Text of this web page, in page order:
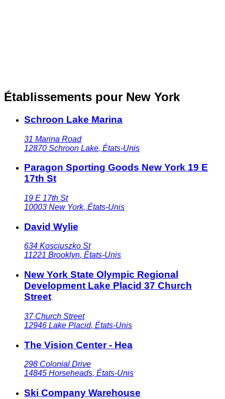
Établissements pour New York
Schroon Lake Marina
31 Marina Road
12870 Schroon Lake, États-Unis
Paragon Sporting Goods New York 19 E
17th St
19 E 17th St
10003 New York, États-Unis
David Wylie
634 Kosciuszko St
11221 Brooklyn, États-Unis
New York State Olympic Regional
Development Lake Placid 37 Church
Street
37 Church Street
12946 Lake Placid, États-Unis
The Vision Center - Hea
298 Colonial Drive
14845 Horseheads, États-Unis
Ski Company Warehouse